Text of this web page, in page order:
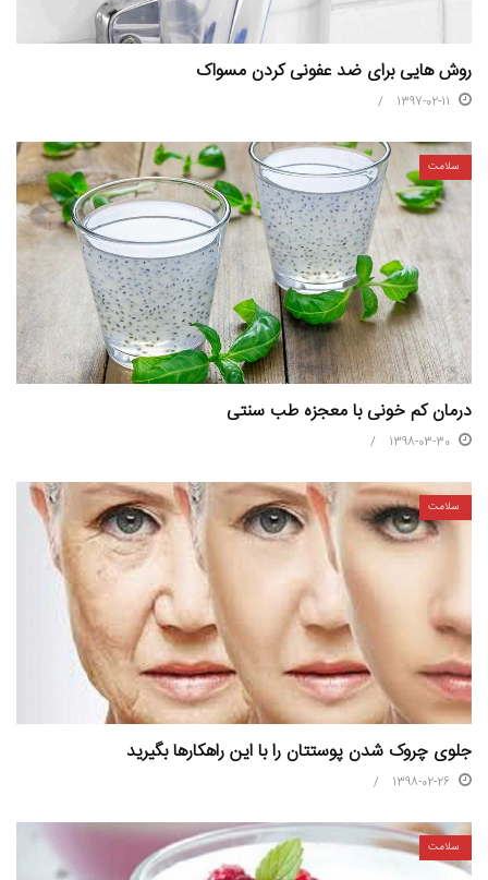
روش هایی برای ضد عفونی کردن مسواک
1397-02-11
سلامت
درمان کم خونی با معجزه طب سنتی
1398-03-30
سلامت
جلوی چروک شدن پوستتان را با این راهکارها بگیرید
1398-02-26
سلامت